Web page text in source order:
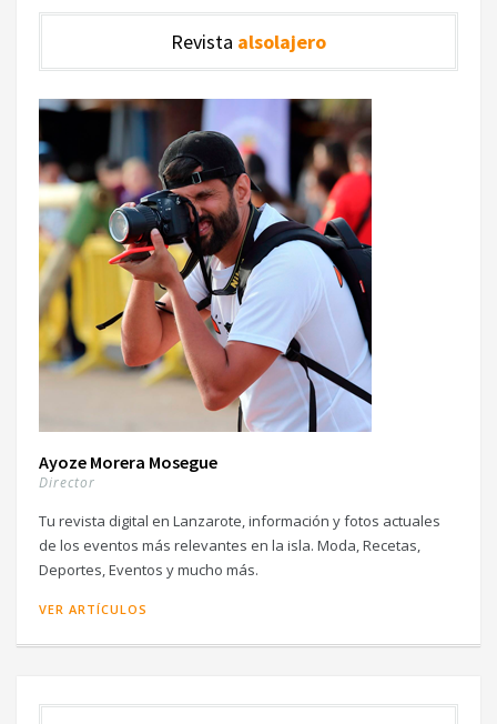
Revista alsolajero
Ayoze Morera Mosegue
Director
Tu revista digital en Lanzarote, información y fotos actuales
de los eventos más relevantes en la isla. Moda, Recetas,
Deportes, Eventos y mucho más.
VER ARTÍCULOS